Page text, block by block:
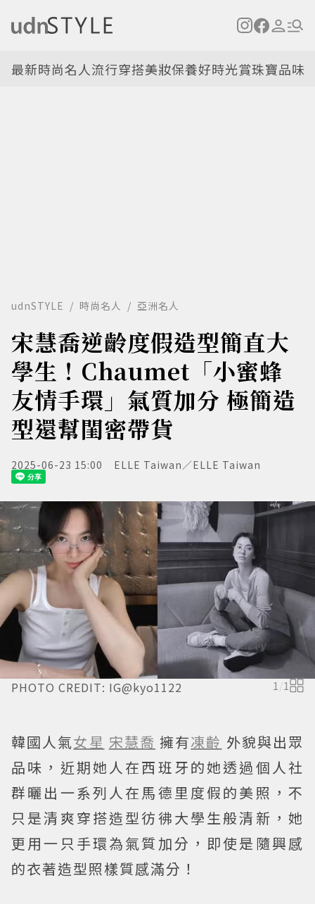
最新時尚名人流行穿搭美妝保養好時光賞珠寶品味
udnSTYLE 時尚名人 亞洲名人
宋慧喬逆齡度假造型簡直大
學生！Chaumet「小蜜蜂
友情手環」氣質加分 極簡造
型還幫閨密帶貨
2025-06-23 15:00 ELLE Taiwan／ELLE Taiwan
PHOTO CREDIT: IG@kyo1122 1/1
韓國人氣女星 宋慧喬 擁有凍齡 外貌與出眾
品味，近期她人在西班牙的她透過個人社
群曬出一系列人在馬德里度假的美照，不
只是清爽穿搭造型彷彿大學生般清新，她
更用一只手環為氣質加分，即使是隨興感
的衣著造型照樣質感滿分！